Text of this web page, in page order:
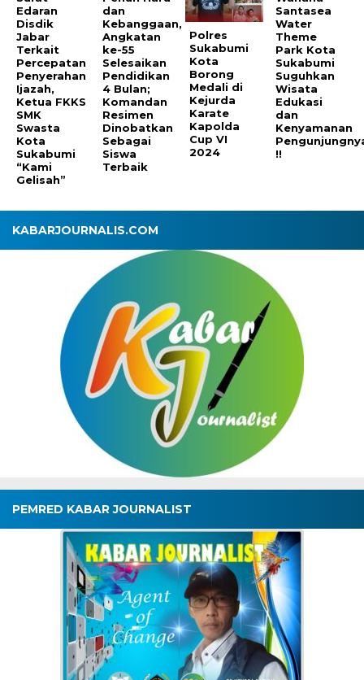
Edaran
Disdik
Jabar
Terkait
Percepatan
Penyerahan
Ijazah,
Ketua FKKS
SMK
Swasta
Kota
Sukabumi
“Kami
Gelisah”
dan
Kebanggaan,
Angkatan
ke-55
Selesaikan
Pendidikan
4 Bulan;
Komandan
Resimen
Dinobatkan
Sebagai
Siswa
Terbaik
Polres
Sukabumi
Kota
Borong
Medali di
Kejurda
Karate
Kapolda
Cup VI
2024
Santasea
Water
Theme
Park Kota
Sukabumi
Suguhkan
Wisata
Edukasi
dan
Kenyamanan
!!
KABARJOURNALIS.COM
PEMRED KABAR JOURNALIST